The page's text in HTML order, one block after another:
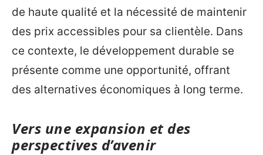
de haute qualité et la nécessité de maintenir
des prix accessibles pour sa clientèle. Dans
ce contexte, le développement durable se
présente comme une opportunité, offrant
des alternatives économiques à long terme.
Vers une expansion et des
perspectives d’avenir